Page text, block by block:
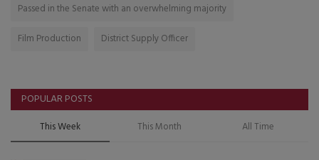
Passed in the Senate with an overwhelming majority
Film Production
District Supply Officer
POPULAR POSTS
This Week This Month All Time